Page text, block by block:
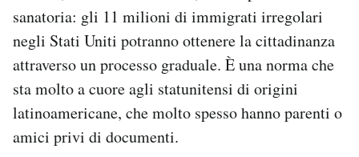
sanatoria: gli 11 milioni di immigrati irregolari
negli Stati Uniti potranno ottenere la cittadinanza
attraverso un processo graduale. È una norma che
sta molto a cuore agli statunitensi di origini
latinoamericane, che molto spesso hanno parenti o
amici privi di documenti.